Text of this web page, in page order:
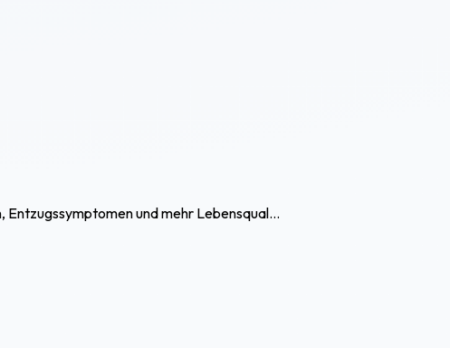
Entzugssymptomen und mehr Lebensqual...